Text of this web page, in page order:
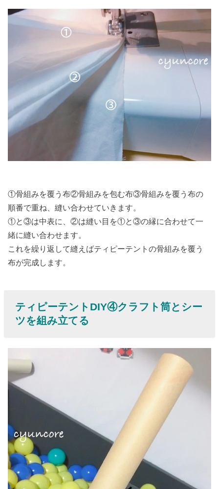
①骨組みを覆う布②骨組みを包む布③骨組みを覆う布の
順番で重ね、縫い合わせていきます。
①と③は中表に、②は縫い目を①と③の縁に合わせて一
緒に縫い合わせます。
これを繰り返して縫えばティピーテントの骨組みを覆う
布が完成します。
ティピーテントDIY④クラフト筒とシー
ツを組み立てる